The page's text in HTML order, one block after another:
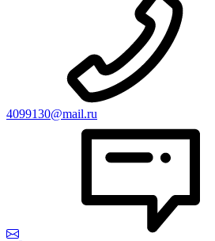
4099130@mail.ru